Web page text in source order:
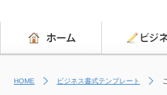
HOME ビジネス書式テンプレート